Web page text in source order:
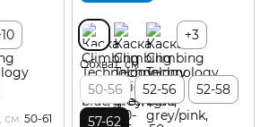
см 50-61
+3
Обхват, см
50-56 52-56
52-58
57-62